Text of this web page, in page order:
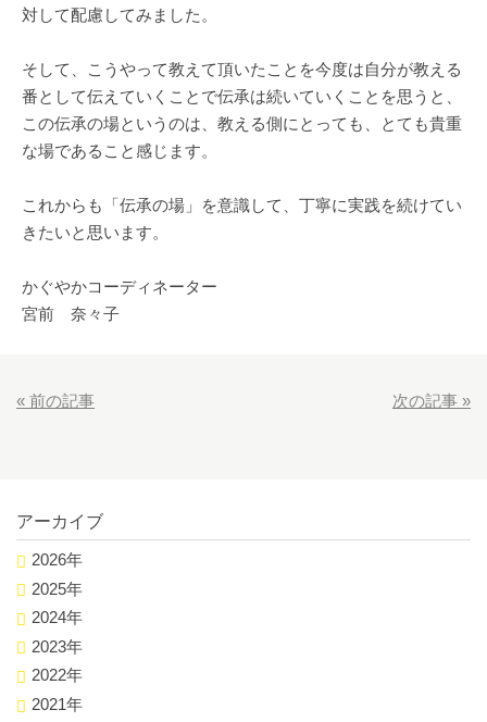
対して配慮してみました。
そして、こうやって教えて頂いたことを今度は自分が教える
番として伝えていくことで伝承は続いていくことを思うと、
この伝承の場というのは、教える側にとっても、とても貴重
な場であること感じます。
これからも「伝承の場」を意識して、丁寧に実践を続けてい
きたいと思います。
かぐやかコーディネーター
宮前 奈々子
« 前の記事 次の記事 »
アーカイブ
2026年
2025年
2024年
2023年
2022年
2021年